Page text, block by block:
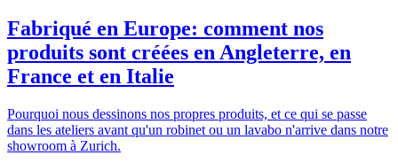
Fabriqué en Europe: comment nos
produits sont créées en Angleterre, en
France et en Italie
Pourquoi nous dessinons nos propres produits, et ce qui se passe
dans les ateliers avant qu'un robinet ou un lavabo n'arrive dans notre
showroom à Zurich.